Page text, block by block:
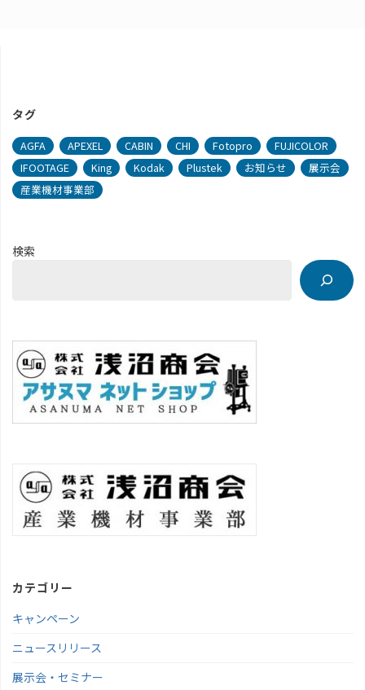
タグ
AGFA APEXEL CABIN CHI Fotopro
FUJICOLOR
IFOOTAGE
King Kodak Plustek お知らせ
展示会
産業機材事業部
検索
カテゴリー
キャンペーン
ニュースリリース
展示会・セミナー